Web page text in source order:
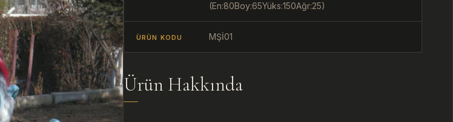
(En:80Boy:65Yüks:150Ağr:25)
ÜRÜN KODU MŞİ01
Ürün Hakkında